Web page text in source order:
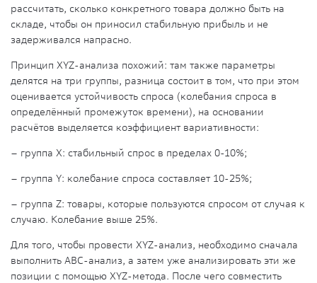
рассчитать, сколько конкретного товара должно быть на
складе, чтобы он приносил стабильную прибыль и не
задерживался напрасно.
Принцип XYZ-анализа похожий: там также параметры
делятся на три группы, разница состоит в том, что при этом
оценивается устойчивость спроса (колебания спроса в
определённый промежуток времени), на основании
расчётов выделяется коэффициент вариативности:
– группа Х: стабильный спрос в пределах 0-10%;
– группа Y: колебание спроса составляет 10-25%;
– группа Z: товары, которые пользуются спросом от случая к
случаю. Колебание выше 25%.
Для того, чтобы провести XYZ-анализ, необходимо сначала
выполнить АВС-анализ, а затем уже анализировать эти же
позиции с помощью XYZ-метода. После чего совместить